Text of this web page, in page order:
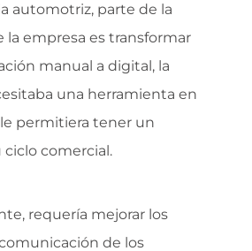
automotriz, parte de la
la empresa es transformar
manual a digital, la
una herramienta en
permitiera tener un
comercial.
requería mejorar los
de los